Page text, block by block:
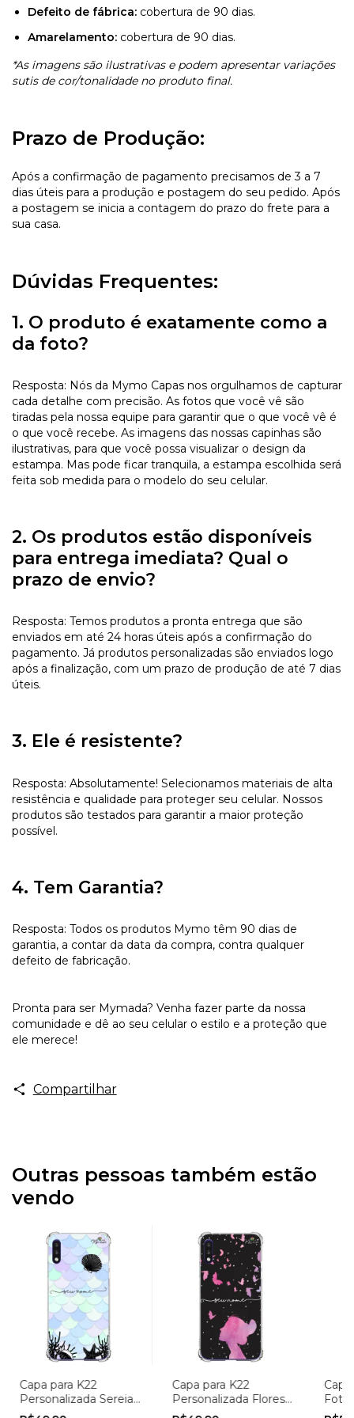
Defeito de fábrica: cobertura de 90 dias.
Amarelamento: cobertura de 90 dias.
*As imagens são ilustrativas e podem apresentar variações
sutis de cor/tonalidade no produto final.
Prazo de Produção:
Após a confirmação de pagamento precisamos de 3 a 7
dias úteis para a produção e postagem do seu pedido. Após
a postagem se inicia a contagem do prazo do frete para a
sua casa.
Dúvidas Frequentes:
1. O produto é exatamente como a
da foto?
Resposta: Nós da Mymo Capas nos orgulhamos de capturar
cada detalhe com precisão. As fotos que você vê são
tiradas pela nossa equipe para garantir que o que você vê é
o que você recebe. As imagens das nossas capinhas são
ilustrativas, para que você possa visualizar o design da
estampa. Mas pode ficar tranquila, a estampa escolhida será
feita sob medida para o modelo do seu celular.
2. Os produtos estão disponíveis
para entrega imediata? Qual o
prazo de envio?
Resposta: Temos produtos a pronta entrega que são
enviados em até 24 horas úteis após a confirmação do
pagamento. Já produtos personalizadas são enviados logo
após a finalização, com um prazo de produção de até 7 dias
úteis.
3. Ele é resistente?
Resposta: Absolutamente! Selecionamos materiais de alta
resistência e qualidade para proteger seu celular. Nossos
produtos são testados para garantir a maior proteção
possível.
4. Tem Garantia?
Resposta: Todos os produtos Mymo têm 90 dias de
garantia, a contar da data da compra, contra qualquer
defeito de fabricação.
Pronta para ser Mymada? Venha fazer parte da nossa
comunidade e dê ao seu celular o estilo e a proteção que
ele merece!
Compartilhar
Outras pessoas também estão
vendo
Capa para K22
Personalizada Sereias
Escamas Azul
Capa para K22
Personalizada Flores
Menina e as
Foto